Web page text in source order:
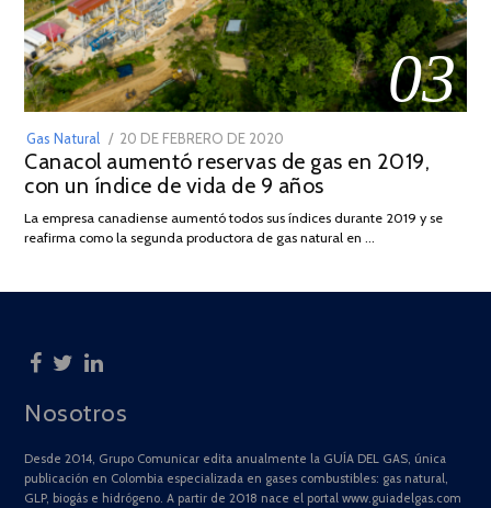
03
Gas Natural
POSTED
ON
20 DE FEBRERO DE 2020
DE
JULIO
2025
Canacol aumentó reservas de gas en 2019,
con un índice de vida de 9 años
La empresa canadiense aumentó todos sus índices durante 2019 y se
reafirma como la segunda productora de gas natural en …
Nosotros
Desde 2014, Grupo Comunicar edita anualmente la GUÍA DEL GAS, única
publicación en Colombia especializada en gases combustibles: gas natural,
GLP, biogás e hidrógeno. A partir de 2018 nace el portal www.guiadelgas.com